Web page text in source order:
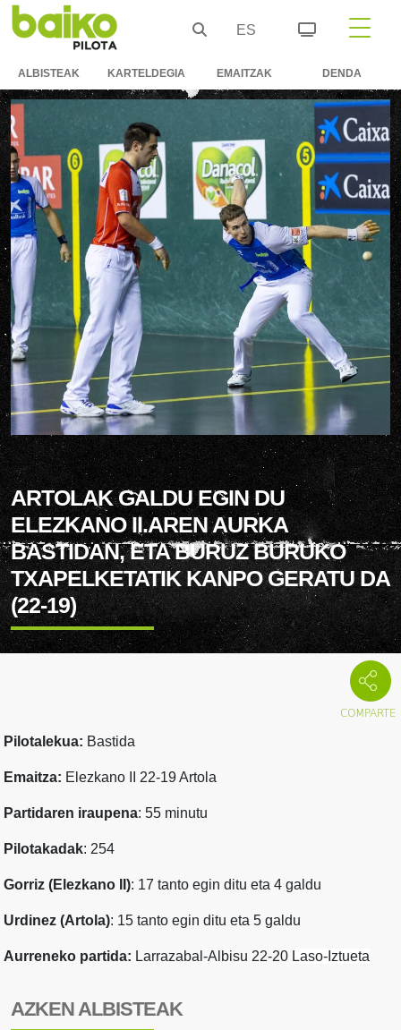
ES
ALBISTEAK KARTELDEGIA EMAITZAK DENDA
ARTOLAK GALDU EGIN DU
ELEZKANO II.AREN AURKA
BASTIDAN, ETA BURUZ BURUKO
TXAPELKETATIK KANPO GERATU DA
(22-19)
Pilotalekua: Bastida
Emaitza: Elezkano II 22-19 Artola
Partidaren iraupena: 55 minutu
Pilotakadak: 254
Gorriz (Elezkano II): 17 tanto egin ditu eta 4 galdu
Urdinez (Artola): 15 tanto egin ditu eta 5 galdu
Aurreneko partida: Larrazabal-Albisu 22-20 Laso-Iztueta
AZKEN ALBISTEAK